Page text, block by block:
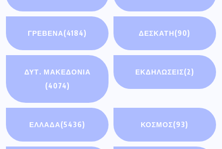
ΓΡΕΒΕΝΑ(4184) ΔΕΣΚΑΤΗ(90)
ΔΥΤ. ΜΑΚΕΔΟΝΙΑ
(4074)
ΕΚΔΗΛΩΣΕΙΣ(2)
ΕΛΛΑΔΑ(5436) ΚΟΣΜΟΣ(93)